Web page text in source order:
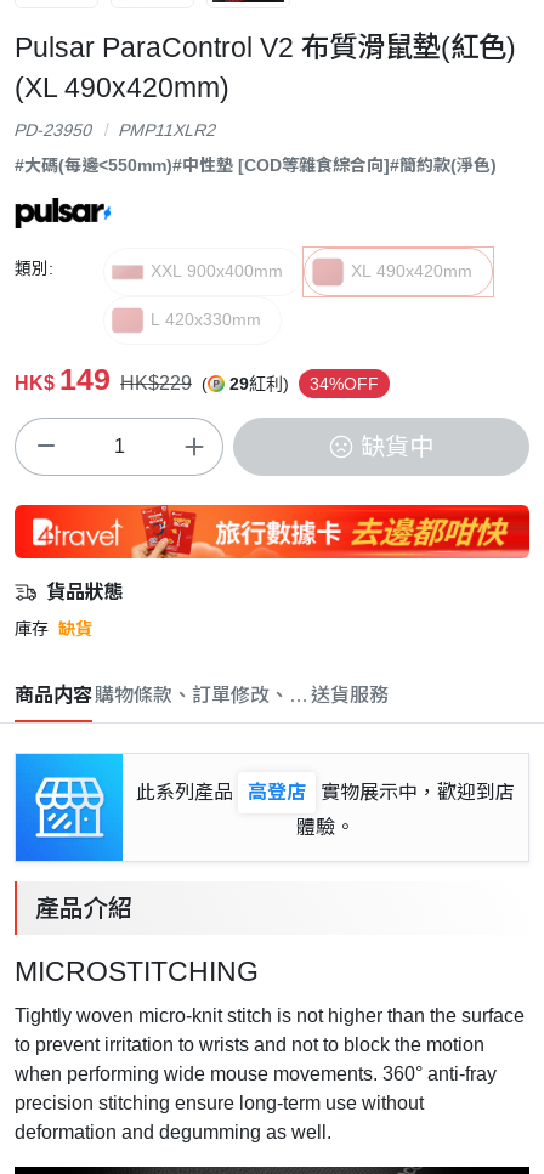
Pulsar ParaControl V2 布質滑鼠墊(紅色)
(XL 490x420mm)
PD-23950
PMP11XLR2
#大碼(每邊<550mm)#中性墊 [COD等雜食綜合向]#簡約款(淨色)
類別: XXL 900x400mm XL 490x420mm
L 420x330mm
HK$ 149 HK$229 ( 29紅利) 34%OFF
缺貨中
貨品狀態
庫存 缺貨
商品内容購物條款、訂單修改、取消與退款政策
送貨服務
此系列產品 高登店
實物展示中，歡迎到店
體驗。
產品介紹
MICROSTITCHING
Tightly woven micro-knit stitch is not higher than the surface
to prevent irritation to wrists and not to block the motion
when performing wide mouse movements. 360° anti-fray
precision stitching ensure long-term use without
deformation and degumming as well.